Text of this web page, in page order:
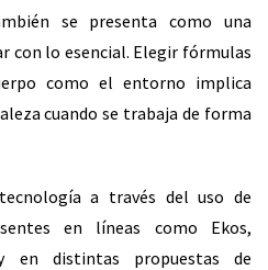
se presenta como una
con lo esencial. Elegir fórmulas
como el entorno implica
cuando se trabaja de forma
a través del uso de
en líneas como Ekos,
en distintas propuestas de